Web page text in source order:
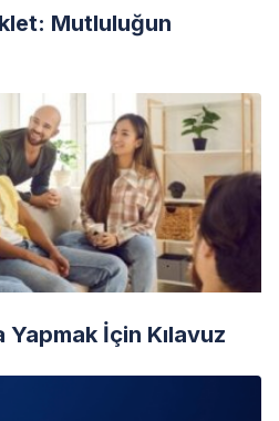
Mutluluğun
Yapmak İçin Kılavuz